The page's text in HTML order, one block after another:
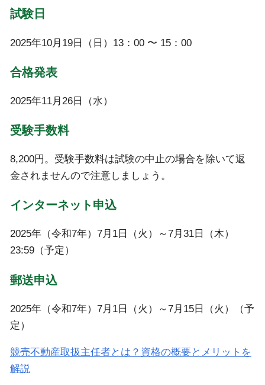
試験日
2025年10月19日（日）13：00 〜 15：00
合格発表
2025年11月26日（水）
受験手数料
8,200円。受験手数料は試験の中止の場合を除いて返
金されませんので注意しましょう。
インターネット申込
2025年（令和7年）7月1日（火）～7月31日（木）
23:59（予定）
郵送申込
2025年（令和7年）7月1日（火）～7月15日（火）（予
定）
競売不動産取扱主任者とは？資格の概要とメリットを
解説